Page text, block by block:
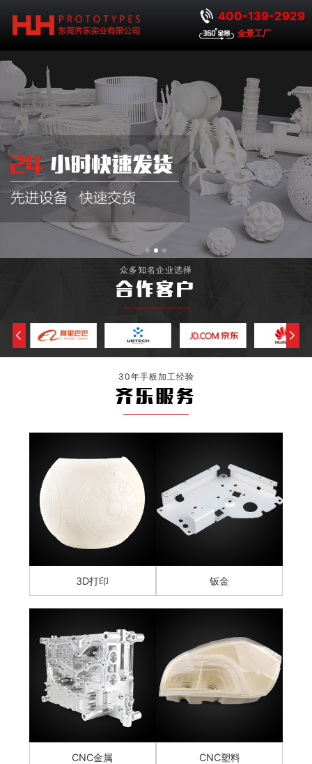
400-139-2929
全景工厂
众多知名企业选择
合作客户
30年手板加工经验
齐乐服务
3D打印 钣金
CNC金属 CNC塑料